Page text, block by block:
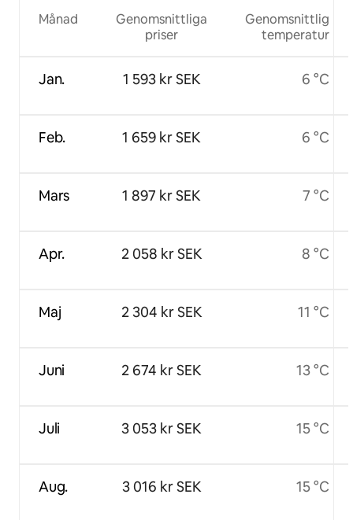
Månad
Jan.
Feb.
Mars
Apr.
Maj
Juni
Juli
Aug.
Genomsnittliga
priser
1 593 kr SEK
1 659 kr SEK
1 897 kr SEK
2 058 kr SEK
2 304 kr SEK
2 674 kr SEK
3 053 kr SEK
3 016 kr SEK
Genomsnittlig
temperatur
6 °C
6 °C
7 °C
8 °C
11 °C
13 °C
15 °C
15 °C